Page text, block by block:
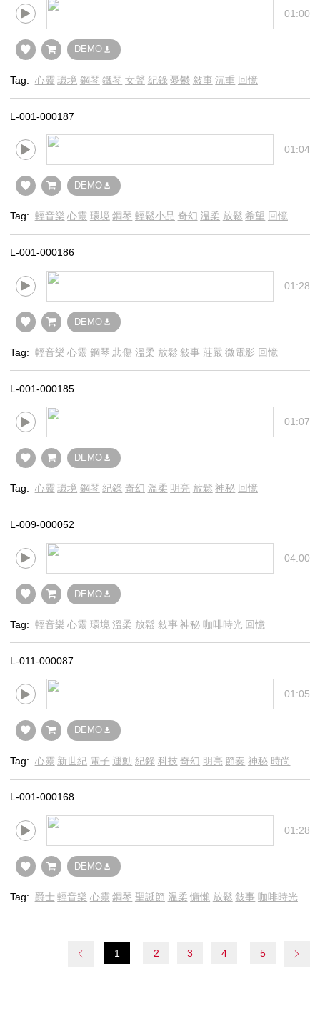
01:00
DEMO
Tag: 心靈 環境 鋼琴 鐵琴 女聲 紀錄 憂鬱 敍事 沉重 回憶
L-001-000187
01:04
DEMO
Tag: 輕音樂 心靈 環境 鋼琴 輕鬆小品 奇幻 溫柔 放鬆 希望 回憶
L-001-000186
01:28
DEMO
Tag: 輕音樂 心靈 鋼琴 悲傷 溫柔 放鬆 敍事 莊嚴 微電影 回憶
L-001-000185
01:07
DEMO
Tag: 心靈 環境 鋼琴 紀錄 奇幻 溫柔 明亮 放鬆 神秘 回憶
L-009-000052
04:00
DEMO
Tag: 輕音樂 心靈 環境 溫柔 放鬆 敍事 神秘 咖啡時光 回憶
L-011-000087
01:05
DEMO
Tag: 心靈 新世紀 電子 運動 紀錄 科技 奇幻 明亮 節奏 神秘 時尚
L-001-000168
01:28
DEMO
Tag: 爵士 輕音樂 心靈 鋼琴 聖誕節 溫柔 慵懶 放鬆 敍事 咖啡時光
1 2 3 4 5